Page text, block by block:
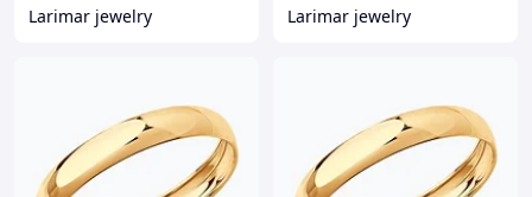
Larimar jewelry Larimar jewelry